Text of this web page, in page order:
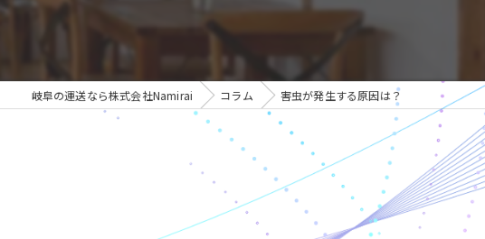
岐阜の運送なら株式会社Namirai コラム 害虫が発生する原因は？